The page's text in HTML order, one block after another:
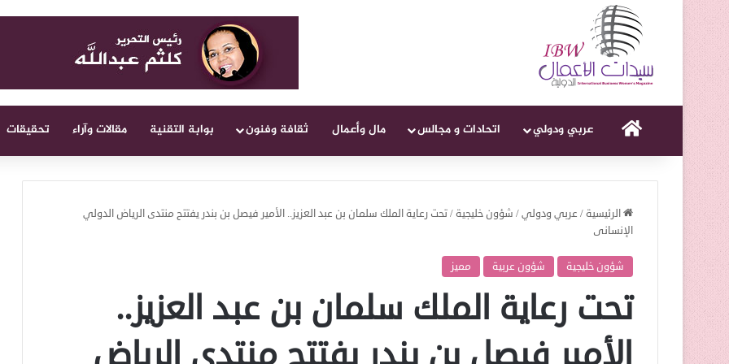
الرئيسيةعربي ودولي اتحادات و مجالس مال وأعمال ثقافة وفنون بوابة التقنية مقالات وآراء تحقيقات
الرئيسية/ عربي ودولي/ شؤون خليجية/تحت رعاية الملك سلمان بن عبد العزيز.. الأمير فيصل بن بندر يفتتح منتدى الرياض الدولي
الإنسانى
شؤون خليجية شؤون عربية مميز
تحت رعاية الملك سلمان بن عبد العزيز..